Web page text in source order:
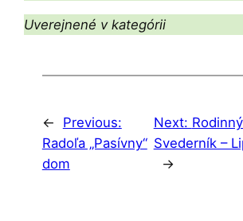
Uverejnené v kategórii
←
Previous:
Radoľa „Pasívny“
dom
Next:
Svederník –
→